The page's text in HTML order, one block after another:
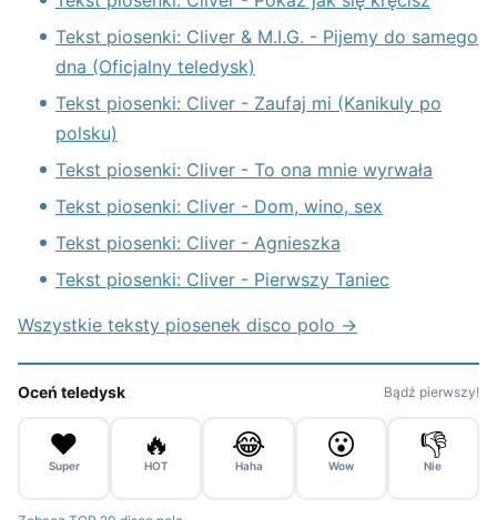
Tekst piosenki: Cliver & M.I.G. - Pijemy do samego
dna (Oficjalny teledysk)
Tekst piosenki: Cliver - Zaufaj mi (Kanikuly po
polsku)
Tekst piosenki: Cliver - To ona mnie wyrwała
Tekst piosenki: Cliver - Dom, wino, sex
Tekst piosenki: Cliver - Agnieszka
Tekst piosenki: Cliver - Pierwszy Taniec
Wszystkie teksty piosenek disco polo →
Oceń teledysk Bądź pierwszy!
❤️
Super
🔥
HOT
😂
Haha
😮
Wow
👎
Nie